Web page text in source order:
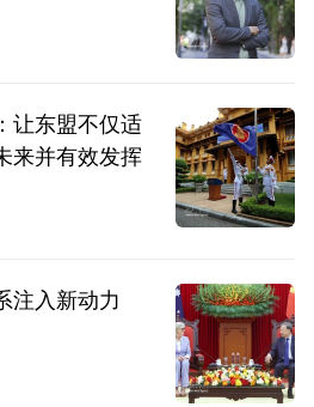
让东盟不仅适
来并有效发挥
注入新动力